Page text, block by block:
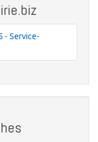
- Service-